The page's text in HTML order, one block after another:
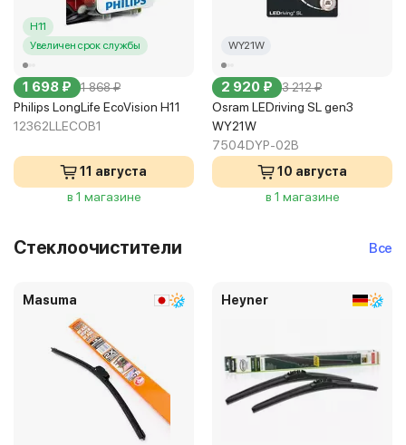
H11
Увеличен срок службы
1 698 ₽ 1 868 ₽
Philips LongLife EcoVision H11
12362LLECOB1
11 августа
в 1 магазине
WY21W
2 920 ₽ 3 212 ₽
Osram LEDriving SL gen3
WY21W
7504DYP-02B
10 августа
в 1 магазине
Стеклоочистители Все
Masuma Heyner